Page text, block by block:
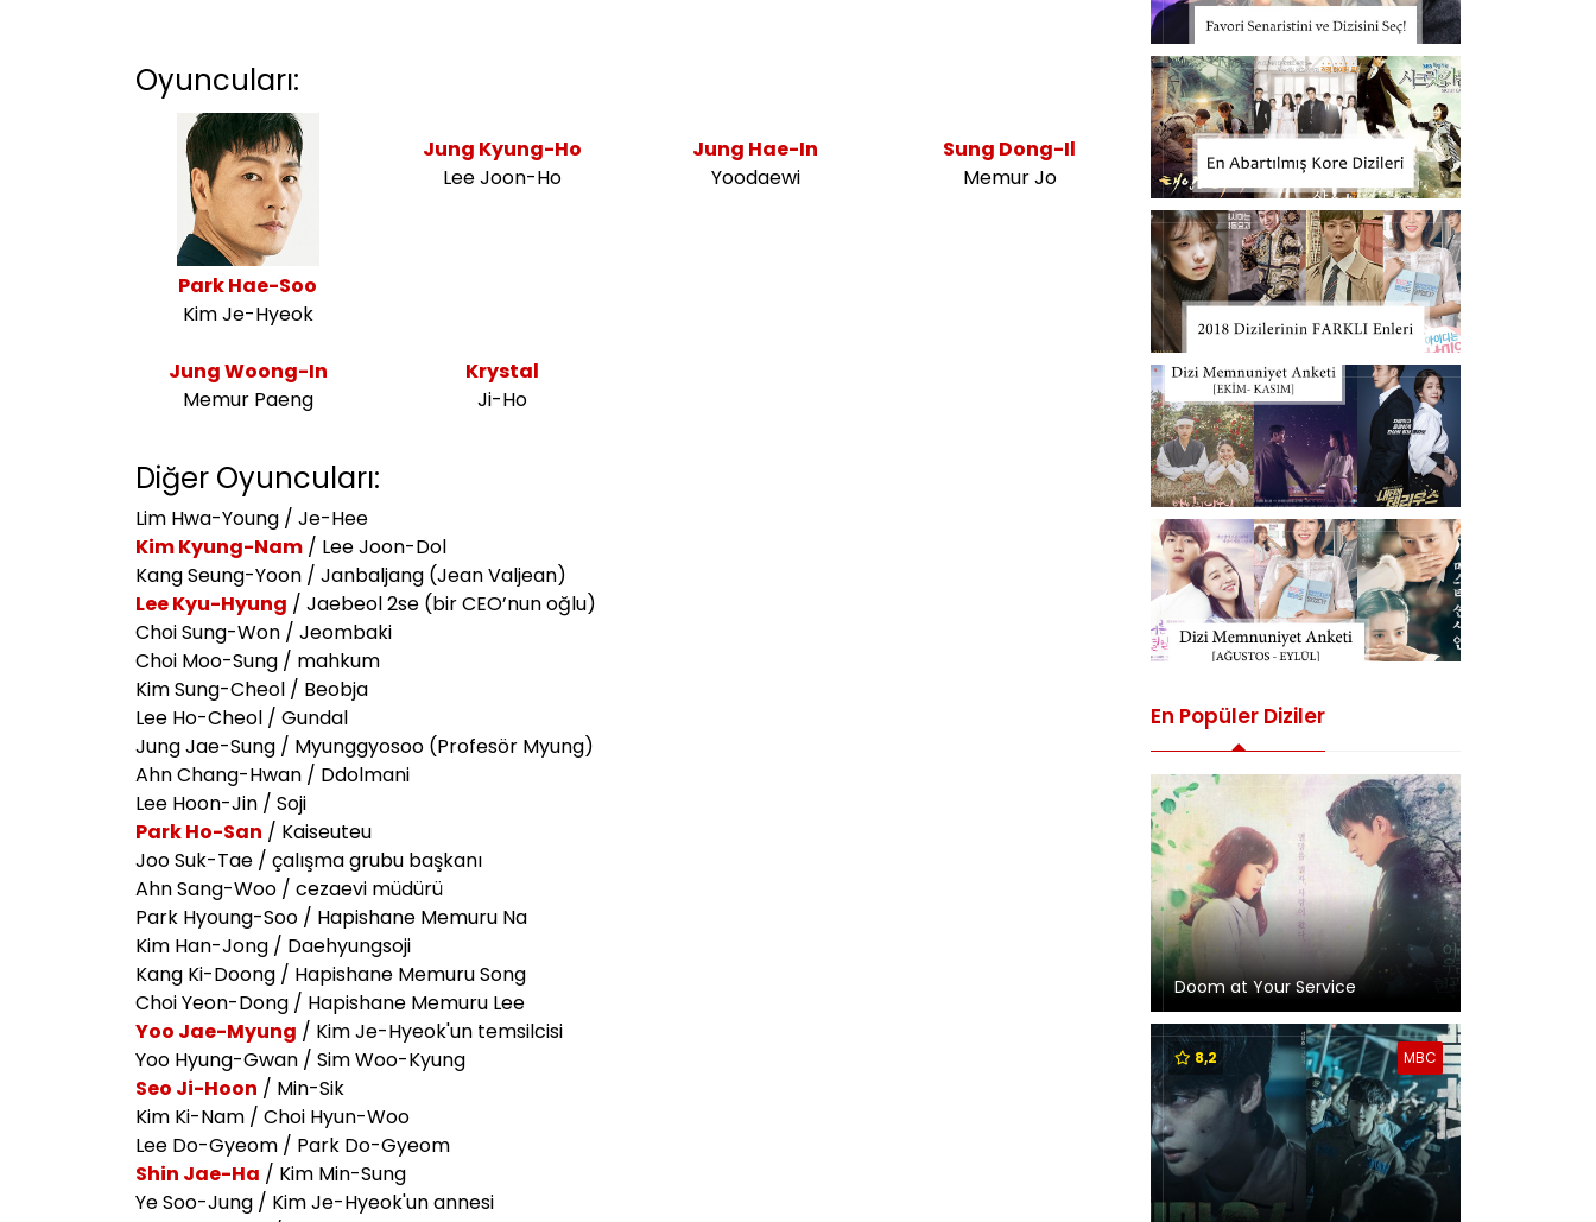
Oyuncuları:
Park Hae-Soo
Kim Je-Hyeok
Jung Kyung-Ho
Lee Joon-Ho
Jung Hae-In
Yoodaewi
Sung Dong-Il
Memur Jo
Jung Woong-In
Memur Paeng
Krystal
Ji-Ho
Diğer Oyuncuları:
Lim Hwa-Young / Je-Hee
Kim Kyung-Nam / Lee Joon-Dol
Kang Seung-Yoon / Janbaljang (Jean Valjean)
Lee Kyu-Hyung / Jaebeol 2se (bir CEO’nun oğlu)
Choi Sung-Won / Jeombaki
Choi Moo-Sung / mahkum
Kim Sung-Cheol / Beobja
Lee Ho-Cheol / Gundal
Jung Jae-Sung / Myunggyosoo (Profesör Myung)
Ahn Chang-Hwan / Ddolmani
Lee Hoon-Jin / Soji
Park Ho-San / Kaiseuteu
Joo Suk-Tae / çalışma grubu başkanı
Ahn Sang-Woo / cezaevi müdürü
Park Hyoung-Soo / Hapishane Memuru Na
Kim Han-Jong / Daehyungsoji
Kang Ki-Doong / Hapishane Memuru Song
Choi Yeon-Dong / Hapishane Memuru Lee
Yoo Jae-Myung / Kim Je-Hyeok'un temsilcisi
Yoo Hyung-Gwan / Sim Woo-Kyung
Seo Ji-Hoon / Min-Sik
Kim Ki-Nam / Choi Hyun-Woo
Lee Do-Gyeom / Park Do-Gyeom
Shin Jae-Ha / Kim Min-Sung
Ye Soo-Jung / Kim Je-Hyeok'un annesi
En Popüler Diziler
Doom at Your Service
MBC
8,2